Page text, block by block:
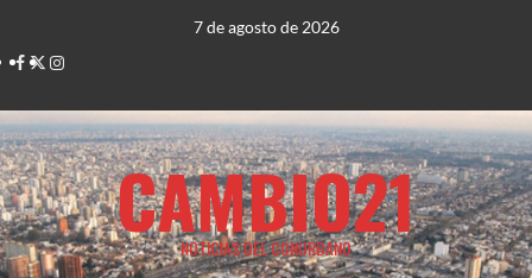
contenido
7 de agosto de 2026
Facebook
TwitterInstagram
CAMBIO21
NOTICIAS DEL CONURBANO